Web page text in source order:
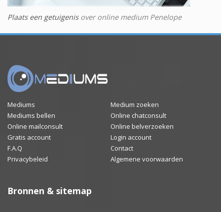
Plaats een getuigenisover online medium Penelope
Mediums
Medium zoeken
Mediums bellen
Online chatconsult
Online mailconsult
Online belverzoeken
Gratis account
Login account
F.A.Q
Contact
Privacybeleid
Algemene voorwaarden
Bronnen & sitemap